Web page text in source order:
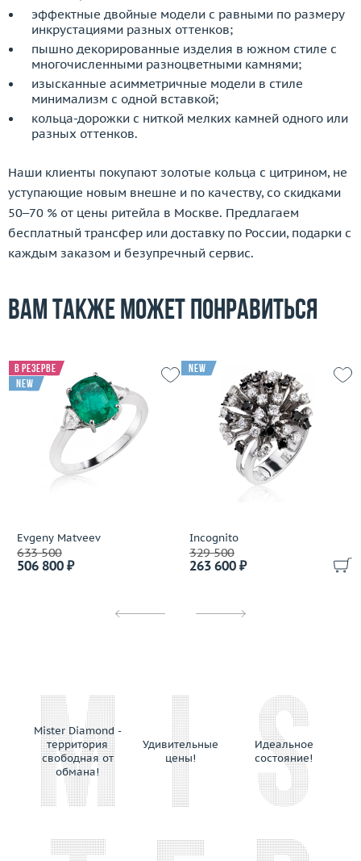
эффектные двойные модели с равными по размеру
инкрустациями разных оттенков;
пышно декорированные изделия в южном стиле с
многочисленными разноцветными камнями;
изысканные асимметричные модели в стиле
минимализм с одной вставкой;
кольца-дорожки с ниткой мелких камней одного или
разных оттенков.
Наши клиенты покупают золотые кольца с цитрином, не
уступающие новым внешне и по качеству, со скидками
50–70 % от цены ритейла в Москве. Предлагаем
бесплатный трансфер или доставку по России, подарки с
каждым заказом и безупречный сервис.
Вам также может понравиться
Evgeny Matveev
633 500
506 800 ₽
В резерве
new
Incognito
329 500
263 600 ₽
new
Mister Diamond -
территория
свободная от
обмана!
Удивительные
цены!
Идеальное
состояние!